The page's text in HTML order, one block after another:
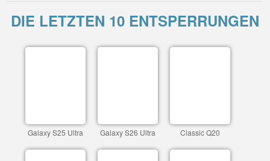
DIE LETZTEN 10 ENTSPERRUNGEN
Galaxy S25 Ultra Galaxy S26 Ultra Classic Q20